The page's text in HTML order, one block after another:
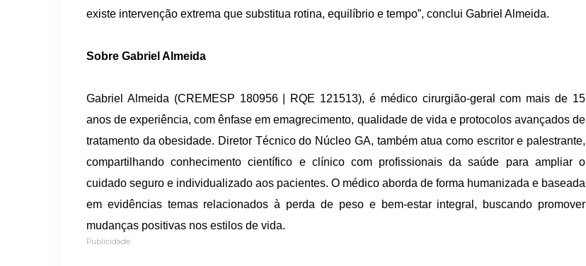
existe intervenção extrema que substitua rotina, equilíbrio e tempo”, conclui Gabriel Almeida.
Sobre Gabriel Almeida
Gabriel Almeida (CREMESP 180956 | RQE 121513), é médico cirurgião-geral com mais de 15
anos de experiência, com ênfase em emagrecimento, qualidade de vida e protocolos avançados de
tratamento da obesidade. Diretor Técnico do Núcleo GA, também atua como escritor e palestrante,
compartilhando conhecimento científico e clínico com profissionais da saúde para ampliar o
cuidado seguro e individualizado aos pacientes. O médico aborda de forma humanizada e baseada
em evidências temas relacionados à perda de peso e bem-estar integral, buscando promover
mudanças positivas nos estilos de vida.
Publicidade